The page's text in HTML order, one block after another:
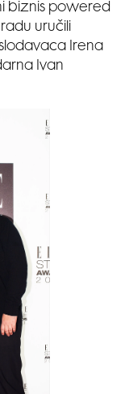
biznis powered
uručili
Irena
Ivan